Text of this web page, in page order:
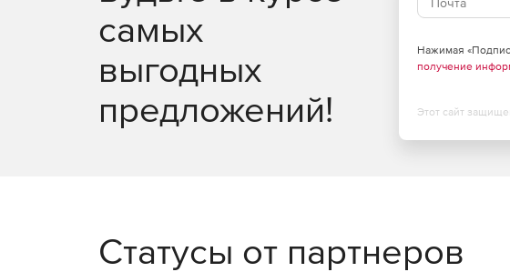
самых
выгодных
предложений!
Нажимая
получение
Этот сайт
Статусы от партнеров